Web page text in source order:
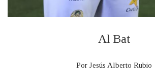
Al Bat
Por Jesús Alberto Rubio